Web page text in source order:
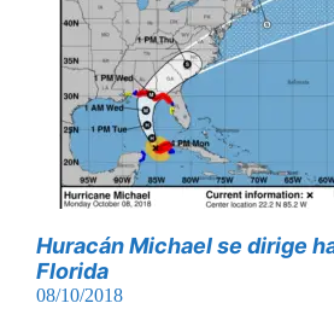
Huracán Michael se dirige
Florida
08/10/2018